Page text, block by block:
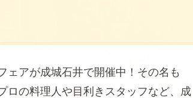
ェアが成城石井で開催中！その名も
ロの料理人や目利きスタッフなど、成